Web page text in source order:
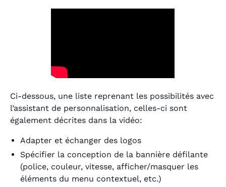
Ci-dessous, une liste reprenant les possibilités avec
l’assistant de personnalisation, celles-ci sont
également décrites dans la vidéo:
Adapter et échanger des logos
Spécifier la conception de la bannière défilante
(police, couleur, vitesse, afficher/masquer les
éléments du menu contextuel, etc.)